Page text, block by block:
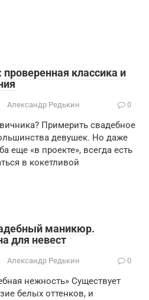
классика и
Александр Редькин 0
Примерить свадебное
девушек. Но даже
еще «в проекте», всегда есть
в кокетливой
маникюр.
для невест
Александр Редькин 0
нежность» Существует
белых оттенков, и